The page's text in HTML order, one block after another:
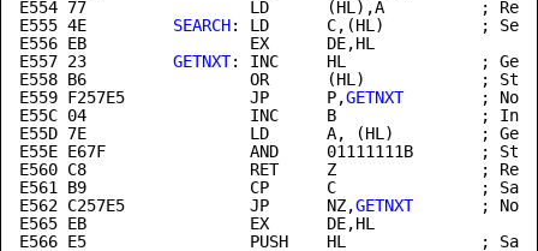
E555 4E SEARCH: LD      C,(HL)          ;
E557 23 GETNXT: INC     HL              ; Get
E558 B6                 OR      (HL)            ; Start
E559 F257E5             JP      P,GETNXT
; No
E55C 04                 INC     B               ;
E55D 7E                 LD      A, (HL)         ; Get
E55E E67F               AND     01111111B       ;
E560 C8                 RET     Z               ;
E561 B9                 CP      C               ; Same
E562 C257E5             JP      NZ,GETNXT
; No
E565 EB                 EX      DE,HL